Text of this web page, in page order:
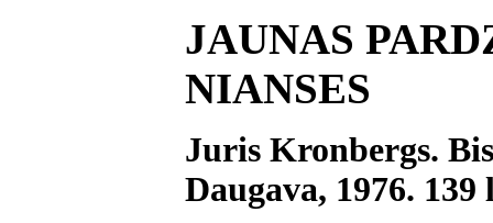
JAUNAS
NIANSES
Juris Kronbergs.
Daugava, 1976. 139